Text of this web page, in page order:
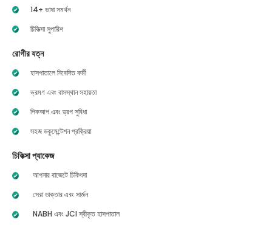
14+ ভাষা সমর্থন
চিকিত্সা সুপারিশ
রোগীর যত্ন
হাসপাতালে নিবেদিত কর্মী
ভ্রমণ এবং বাসস্থান সহায়তা
পিকআপ এবং ড্রপ সুবিধা
সহজ ডকুমেন্টেশন প্রক্রিয়া
চিকিত্সা প্যাকেজ
আপনার বাজেটে চিকিৎসা
সেরা ডাক্তার এবং সার্জন
NABH এবং JCI স্বীকৃত হাসপাতাল